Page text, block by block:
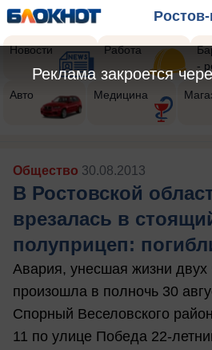
Новости Работа
-
Авто Медицина
Общество 30.08.2013
В Ростовской
врезалась в
полуприцеп:
Авария, унесшая жизни двух
произошла в полночь 30
Спорный Веселовского
11 по улице Победа 22-
Реклама закроется